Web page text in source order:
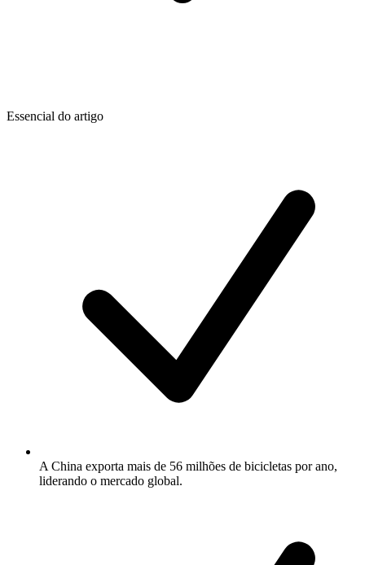
Essencial do artigo
A China exporta mais de 56 milhões de bicicletas por ano,
liderando o mercado global.